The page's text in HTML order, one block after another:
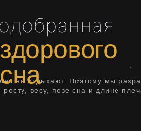
не отдыхают. Поэтому мы
весу, позе сна и длине
здорового
сна